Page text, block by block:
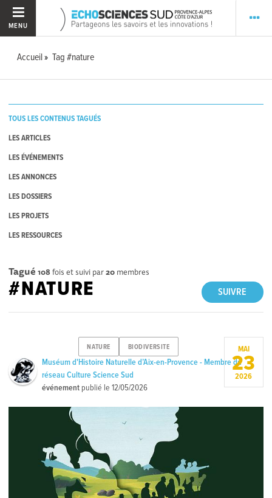
MENU
Accueil Tag #nature
TOUS LES CONTENUS TAGUÉS
LES ARTICLES
LES ÉVÉNEMENTS
LES ANNONCES
LES DOSSIERS
LES PROJETS
LES RESSOURCES
Tagué 108 fois et suivi par20 membres
SUIVRE
#NATURE
NATURE BIODIVERSITE
Muséum d'Histoire Naturelle d’Aix-en-Provence - Membre du
réseau Culture Science Sud
événement publié le12/05/2026
MAI
23
2026